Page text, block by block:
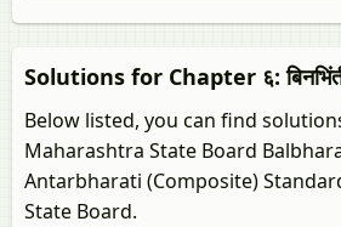
Solutions for Chapter ६:
Below listed, you can find
Maharashtra State Board
Antarbharati (Composite)
State Board.